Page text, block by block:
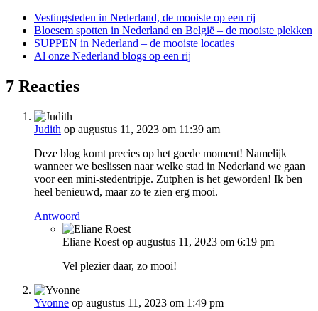
Vestingsteden in Nederland, de mooiste op een rij
Bloesem spotten in Nederland en België – de mooiste plekken
SUPPEN in Nederland – de mooiste locaties
Al onze Nederland blogs op een rij
7 Reacties
Judith op augustus 11, 2023 om 11:39 am
Deze blog komt precies op het goede moment! Namelijk
wanneer we beslissen naar welke stad in Nederland we gaan
voor een mini-stedentripje. Zutphen is het geworden! Ik ben
heel benieuwd, maar zo te zien erg mooi.
Antwoord
Eliane Roest op augustus 11, 2023 om 6:19 pm
Vel plezier daar, zo mooi!
Yvonne op augustus 11, 2023 om 1:49 pm